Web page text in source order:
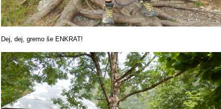
Dej, dej, gremo še ENKRAT!